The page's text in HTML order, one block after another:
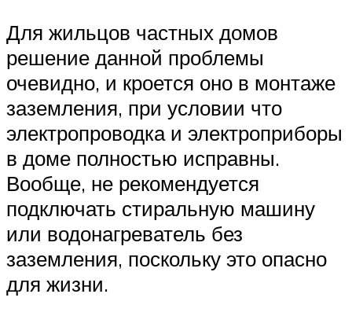
Для жильцов частных домов
решение данной проблемы
очевидно, и кроется оно в монтаже
заземления, при условии что
электропроводка и электроприборы
в доме полностью исправны.
Вообще, не рекомендуется
подключать стиральную машину
или водонагреватель без
заземления, поскольку это опасно
для жизни.